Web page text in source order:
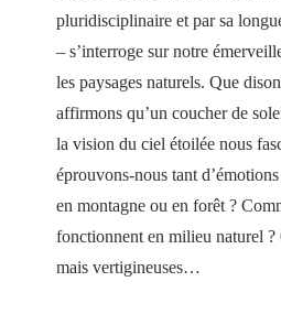
pluridisciplinaire et par sa
– s’interroge sur notre
les paysages naturels. Que
affirmons qu’un coucher de
la vision du ciel étoilée nous
éprouvons-nous tant
en montagne ou en forêt ?
fonctionnent en milieu naturel ?
mais vertigineuses…